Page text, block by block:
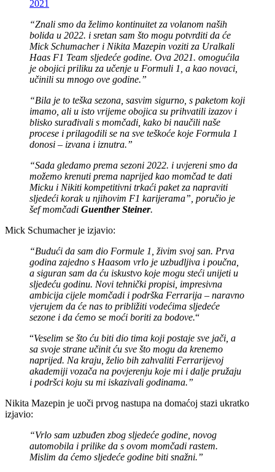
2021
“Znali smo da želimo kontinuitet za volanom naših
bolida u 2022. i sretan sam što mogu potvrditi da će
Mick Schumacher i Nikita Mazepin voziti za Uralkali
Haas F1 Team sljedeće godine. Ova 2021. omogućila
je obojici priliku za učenje u Formuli 1, a kao novaci,
učinili su mnogo ove godine.”
“Bila je to teška sezona, sasvim sigurno, s paketom koji
imamo, ali u isto vrijeme obojica su prihvatili izazov i
blisko surađivali s momčadi, kako bi naučili naše
procese i prilagodili se na sve teškoće koje Formula 1
donosi – izvana i iznutra.”
“Sada gledamo prema sezoni 2022. i uvjereni smo da
možemo krenuti prema naprijed kao momčad te dati
Micku i Nikiti kompetitivni trkaći paket za napraviti
sljedeći korak u njihovim F1 karijerama”, poručio je
šef momčadi Guenther Steiner.
Mick Schumacher je izjavio:
“Budući da sam dio Formule 1, živim svoj san. Prva
godina zajedno s Haasom vrlo je uzbudljiva i poučna,
a siguran sam da ću iskustvo koje mogu steći unijeti u
sljedeću godinu. Novi tehnički propisi, impresivna
ambicija cijele momčadi i podrška Ferrarija – naravno
vjerujem da će nas to približiti vodećima sljedeće
sezone i da ćemo se moći boriti za bodove.“
“Veselim se što ću biti dio tima koji postaje sve jači, a
sa svoje strane učinit ću sve što mogu da krenemo
naprijed. Na kraju, želio bih zahvaliti Ferrarijevoj
akademiji vozača na povjerenju koje mi i dalje pružaju
i podršci koju su mi iskazivali godinama.”
Nikita Mazepin je uoči prvog nastupa na domaćoj stazi ukratko
izjavio:
“Vrlo sam uzbuđen zbog sljedeće godine, novog
automobila i prilike da s ovom momčadi rastem.
Mislim da ćemo sljedeće godine biti snažni.”